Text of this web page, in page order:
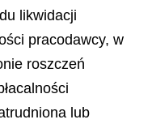
likwidacji
pracodawcy, w
roszczeń
lub